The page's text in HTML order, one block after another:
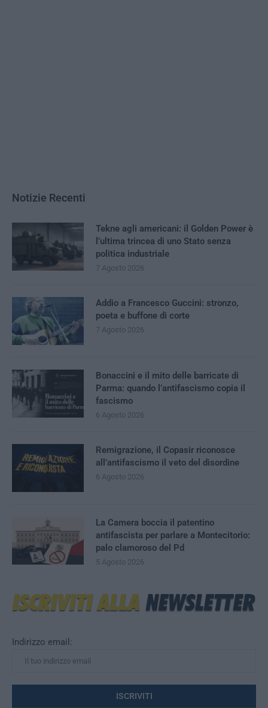
Indirizzo email:
Notizie Recenti
Tekne agli americani: il Golden Power è
l’ultima trincea di uno Stato senza
politica industriale
7 Agosto 2026
Addio a Francesco Guccini: stronzo,
poeta e buffone di corte
7 Agosto 2026
Bonaccini e il mito delle barricate di
Parma: quando l’antifascismo copia il
fascismo
6 Agosto 2026
Remigrazione, il Copasir riconosce
all’antifascismo il veto del disordine
6 Agosto 2026
La Camera boccia il patentino
antifascista per parlare a Montecitorio:
palo clamoroso del Pd
5 Agosto 2026